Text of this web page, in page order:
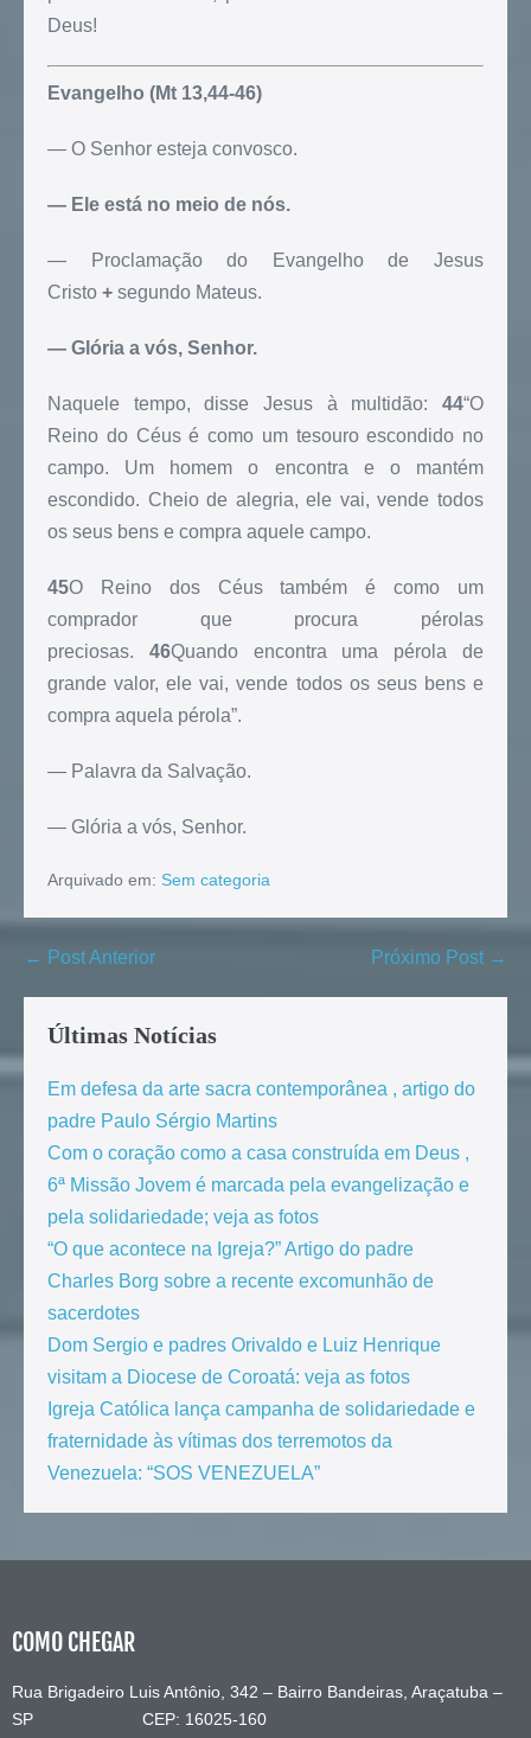
Deus!
Evangelho (Mt 13,44-46)
— O Senhor esteja convosco.
— Ele está no meio de nós.
— Proclamação do Evangelho de Jesus
Cristo + segundo Mateus.
— Glória a vós, Senhor.
Naquele tempo, disse Jesus à multidão: 44“O
Reino do Céus é como um tesouro escondido no
campo. Um homem o encontra e o mantém
escondido. Cheio de alegria, ele vai, vende todos
os seus bens e compra aquele campo.
45O Reino dos Céus também é como um
comprador que procura pérolas
preciosas. 46Quando encontra uma pérola de
grande valor, ele vai, vende todos os seus bens e
compra aquela pérola”.
— Palavra da Salvação.
— Glória a vós, Senhor.
Arquivado em: Sem categoria
← Post Anterior Próximo Post →
Últimas Notícias
Em defesa da arte sacra contemporânea , artigo do
padre Paulo Sérgio Martins
Com o coração como a casa construída em Deus ,
6ª Missão Jovem é marcada pela evangelização e
pela solidariedade; veja as fotos
“O que acontece na Igreja?” Artigo do padre
Charles Borg sobre a recente excomunhão de
sacerdotes
Dom Sergio e padres Orivaldo e Luiz Henrique
visitam a Diocese de Coroatá: veja as fotos
Igreja Católica lança campanha de solidariedade e
fraternidade às vítimas dos terremotos da
Venezuela: “SOS VENEZUELA”
COMO CHEGAR
Rua Brigadeiro Luis Antônio, 342 – Bairro Bandeiras, Araçatuba –
SP CEP: 16025-160